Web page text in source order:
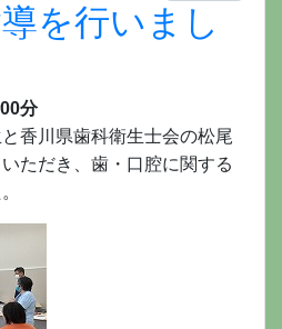
を行いまし
分
香川県歯科衛生士会の松尾
ただき、歯・口腔に関する